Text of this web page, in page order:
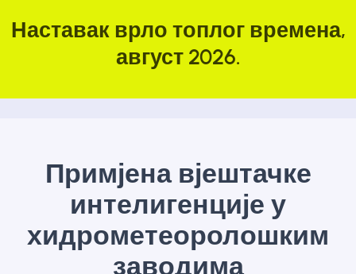
Наставак врло топлог времена,
август 2026.
Примјена вјештачке
интелигенције у
хидрометеоролошким
заводима